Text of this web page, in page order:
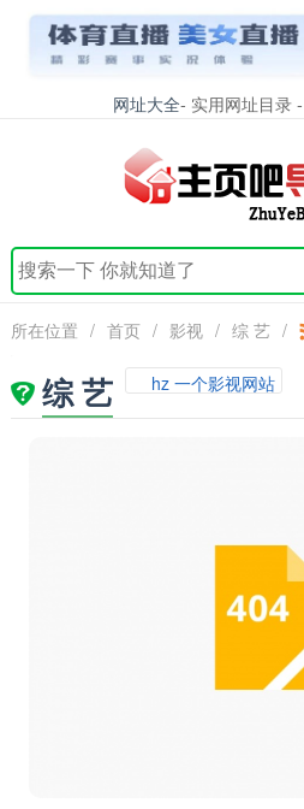
网址大全- 实用网址目录
所在位置 / 首页 / 影视 / 综 艺 /
综 艺 hz 一个影视网站